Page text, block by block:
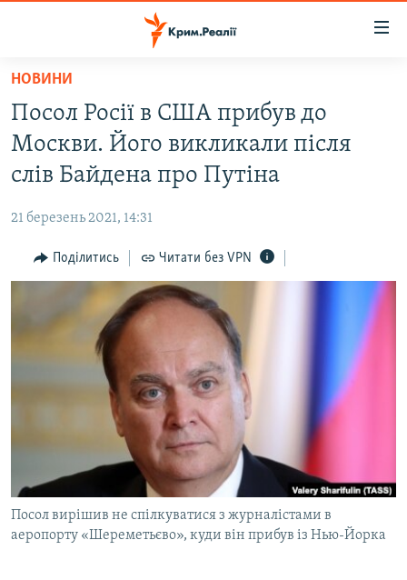
Перейти
основного
матеріалу
Перейти
до
основної
навігації
Перейти
до
ВІДЕО ТА ФОТО
БЛОГИ
ПОГЛЯД
ВСЕ ЗА ДЕНЬ
СПЕЦПРОЕКТИ
ВІДЕОУРОКИ «ELIFBE»
СВІДЧЕННЯ ОКУПАЦІЇ
УКРАЇНСЬКА ПРОБЛЕМА КРИМУ
ІНФОГРАФІКА
ЯК ОБІЙТИ БЛОКУВАННЯ
Qırımtatar
ДОЛУЧАЙСЯ!
НОВИНИ
Посол Росії в США прибув до
Москви. Його викликали після
слів Байдена про Путіна
21 березень 2021, 14:31
Поділитись Читати без VPN
Посол вирішив не спілкуватися з журналістами в
аеропорту «Шереметьєво», куди він прибув із Нью-Йорка